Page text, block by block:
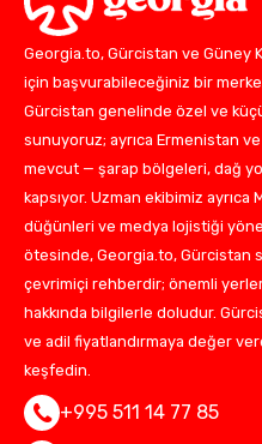
Georgia.to, Gürcistan ve Güney
için başvurabileceğiniz bir
Gürcistan genelinde özel ve
sunuyoruz; ayrıca Ermenistan
mevcut — şarap bölgeleri, dağ
kapsıyor. Uzman ekibimiz
düğünleri ve medya lojistiği
ötesinde, Georgia.to, Gürcistan
çevrimiçi rehberdir; önemli
hakkında bilgilerle doludur.
ve adil fiyatlandırmaya değer
keşfedin.
+995 511 14 77 85